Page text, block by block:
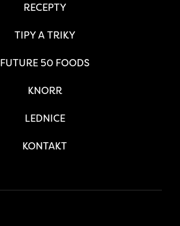
RECEPTY
TIPY A TRIKY
FUTURE 50 FOODS
KNORR
LEDNICE
KONTAKT